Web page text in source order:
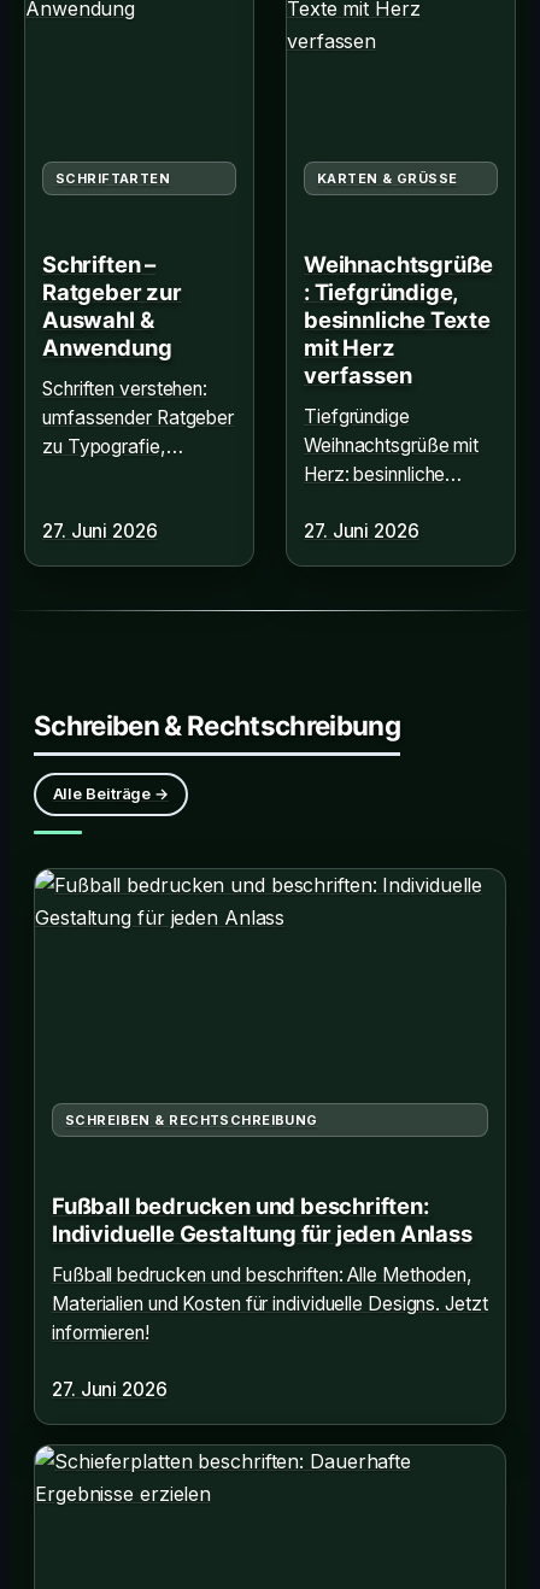
SCHRIFTARTEN
Schriften –
Ratgeber zur
Auswahl &
Anwendung
Schriften verstehen:
umfassender Ratgeber
zu Typografie,
optimale Lesbarkeit.
Jetzt informieren!
27. Juni 2026
KARTEN & GRÜSSE
Weihnachtsgrüße
: Tiefgründige,
besinnliche Texte
mit Herz
verfassen
Tiefgründige
Weihnachtsgrüße mit
Herz: besinnliche
wirklich berühren. Alle
Infos hier!
27. Juni 2026
Schreiben & Rechtschreibung
Alle Beiträge →
SCHREIBEN & RECHTSCHREIBUNG
Fußball bedrucken und beschriften:
Individuelle Gestaltung für jeden Anlass
Fußball bedrucken und beschriften: Alle Methoden,
Materialien und Kosten für individuelle Designs. Jetzt
informieren!
27. Juni 2026